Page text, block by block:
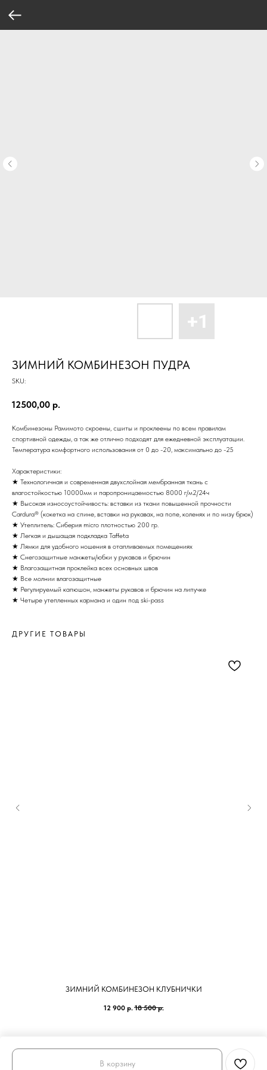
ЗИМНИЙ КОМБИНЕЗОН ПУДРА
SKU:
12500,00 р.
В корзину
Комбинезоны Рамимото скроены, сшиты и проклеены по всем правилам
спортивной одежды, а так же отлично подходят для ежедневной эксплуатации.
Температура комфортного использования от 0 до -20, максимально до -25
Характеристики:
★ Технологичная и современная двухслойная мембранная ткань с
влагостойкостью 10000мм и паропроницаемостью 8000 г/м2/24ч
★ Высокая износоустойчивость: вставки из ткани повышенной прочности
Cardura® (кокетка на спине, вставки на рукавах, на попе, коленях и по низу брюк)
★ Утеплитель: Сиберия micro плотностью 200 гр.
★ Легкая и дышащая подкладка Taffeta
★ Лямки для удобного ношения в отапливаемых помещениях
★ Снегозащитные манжеты/юбки у рукавов и брючин
★ Влагозащитная проклейка всех основных швов
★ Все молнии влагозащитные
★ Регулируемый капюшон, манжеты рукавов и брючин на липучке
★ Четыре утепленных кармана и один под ski-pass
ДРУГИЕ ТОВАРЫ
ЗИМНИЙ КОМБИНЕЗОН КЛУБНИЧКИ
12 900 р. 18 500 р.